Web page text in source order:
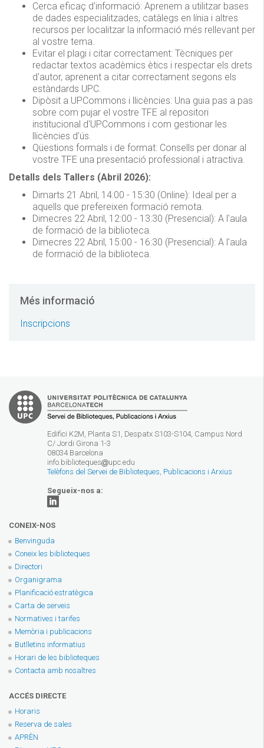
Cerca eficaç d'informació: Aprenem a utilitzar bases
de dades especialitzades, catàlegs en línia i altres
recursos per localitzar la informació més rellevant per
al vostre tema.
Evitar el plagi i citar correctament: Tècniques per
redactar textos acadèmics ètics i respectar els drets
d'autor, aprenent a citar correctament segons els
estàndards UPC.
Dipòsit a UPCommons i llicències: Una guia pas a pas
sobre com pujar el vostre TFE al repositori
institucional d'UPCommons i com gestionar les
llicències d'ús.
Qüestions formals i de format: Consells per donar al
vostre TFE una presentació professional i atractiva.
Detalls dels Tallers (Abril 2026):
Dimarts 21 Abril, 14:00 - 15:30 (Online): Ideal per a
aquells que prefereixen formació remota.
Dimecres 22 Abril, 12:00 - 13:30 (Presencial): A l'aula
de formació de la biblioteca.
Dimecres 22 Abril, 15:00 - 16:30 (Presencial): A l'aula
de formació de la biblioteca.
Més informació
Inscripcions
Edifici K2M, Planta S1, Despatx S103-S104, Campus Nord
C/ Jordi Girona 1-3
08034 Barcelona
info.biblioteques
upc.edu
Telèfons del Servei de Biblioteques, Publicacions i Arxius
Segueix-nos a:
CONEIX-NOS
Benvinguda
Coneix les biblioteques
Directori
Organigrama
Planificació estratègica
Carta de serveis
Normatives i tarifes
Memòria i publicacions
Butlletins informatius
Horari de les biblioteques
Contacta amb nosaltres
ACCÉS DIRECTE
Horaris
Reserva de sales
APRÈN